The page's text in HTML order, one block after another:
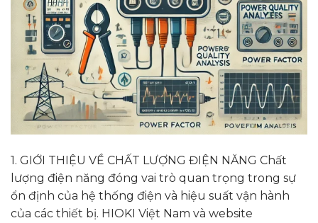
1. GIỚI THIỆU VỀ CHẤT LƯỢNG ĐIỆN NĂNG Chất
lượng điện năng đóng vai trò quan trọng trong sự
ổn định của hệ thống điện và hiệu suất vận hành
của các thiết bị. HIOKI Việt Nam và website